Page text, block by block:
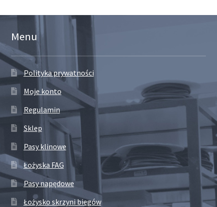
Menu
Polityka prywatności
Moje konto
Regulamin
Sklep
Pasy klinowe
Łożyska FAG
Pasy napędowe
Łożysko skrzyni biegów